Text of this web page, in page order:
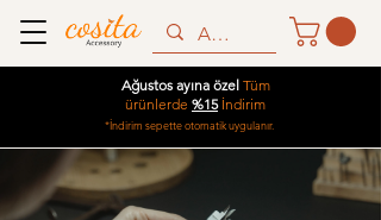
Ağustos ayına özel Tüm
ürünlerde %15İndirim
*İndirim sepette otomatik uygulanır.